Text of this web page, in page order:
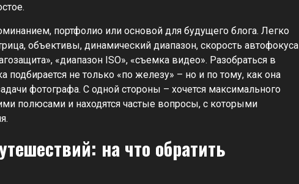
портфолио или основой для будущего блога. Легко
объективы, динамический диапазон, скорость автофокуса
«диапазон ISO», «съемка видео». Разобраться в
подбирается не только «по железу» – но и по тому, как она
фотографа. С одной стороны – хочется максимального
полюсами и находятся частые вопросы, с которыми
на что обратить